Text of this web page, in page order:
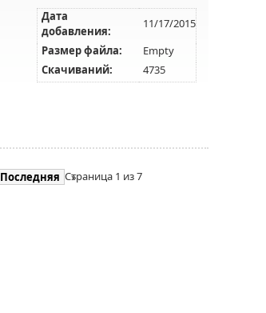
Дата
добавления:
11/17/2015
Размер файла:
Empty
Скачиваний:
4735
Последняя »
Страница 1 из 7